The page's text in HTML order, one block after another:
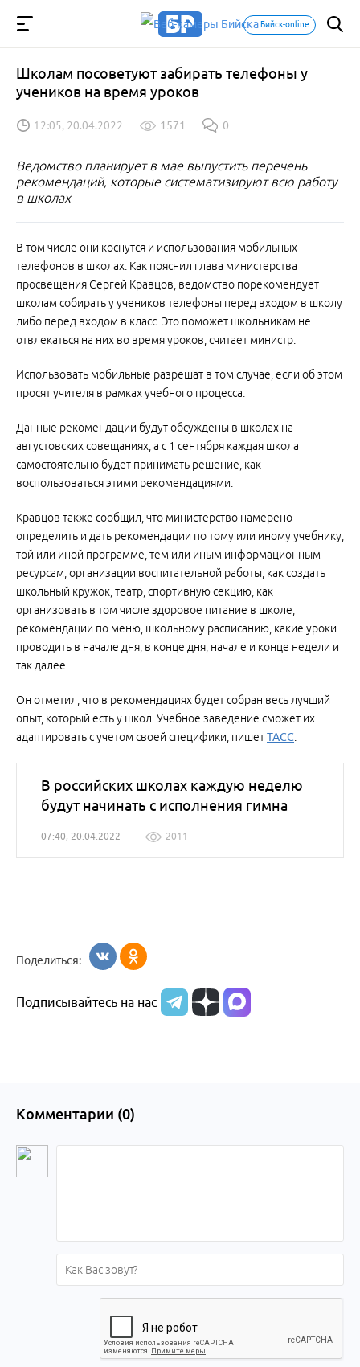
Бийск-online
Школам посоветуют забирать телефоны у
учеников на время уроков
12:05, 20.04.2022 1571 0
Ведомство планирует в мае выпустить перечень
рекомендаций, которые систематизируют всю работу
в школах
В том числе они коснутся и использования мобильных
телефонов в школах. Как пояснил глава министерства
просвещения Сергей Кравцов, ведомство порекомендует
школам собирать у учеников телефоны перед входом в школу
либо перед входом в класс. Это поможет школьникам не
отвлекаться на них во время уроков, считает министр.
Использовать мобильные разрешат в том случае, если об этом
просят учителя в рамках учебного процесса.
Данные рекомендации будут обсуждены в школах на
августовских совещаниях, а с 1 сентября каждая школа
самостоятельно будет принимать решение, как
воспользоваться этими рекомендациями.
Кравцов также сообщил, что министерство намерено
определить и дать рекомендации по тому или иному учебнику,
той или иной программе, тем или иным информационным
ресурсам, организации воспитательной работы, как создать
школьный кружок, театр, спортивную секцию, как
организовать в том числе здоровое питание в школе,
рекомендации по меню, школьному расписанию, какие уроки
проводить в начале дня, в конце дня, начале и конце недели и
так далее.
Он отметил, что в рекомендациях будет собран весь лучший
опыт, который есть у школ. Учебное заведение сможет их
адаптировать с учетом своей специфики, пишетТАСС
В российских школах каждую неделю
будут начинать с исполнения гимна
07:40, 20.04.2022 2011
Поделиться:
Подписывайтесь на нас
Комментарии (0)